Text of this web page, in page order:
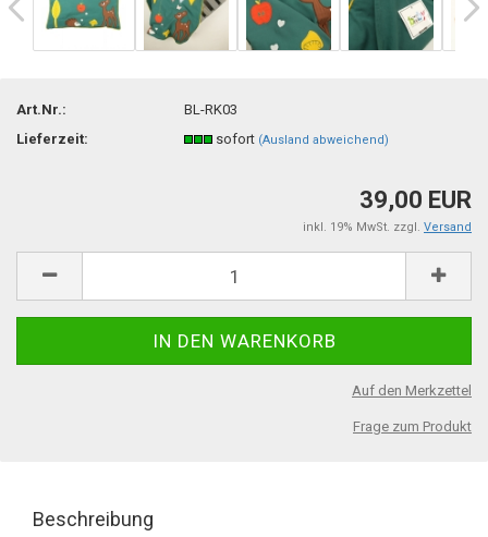
Art.Nr.:
BL-RK03
Lieferzeit:
sofort (Ausland abweichend)
39,00 EUR
inkl. 19% MwSt. zzgl. Versand
Auf den Merkzettel
Frage zum Produkt
Beschreibung